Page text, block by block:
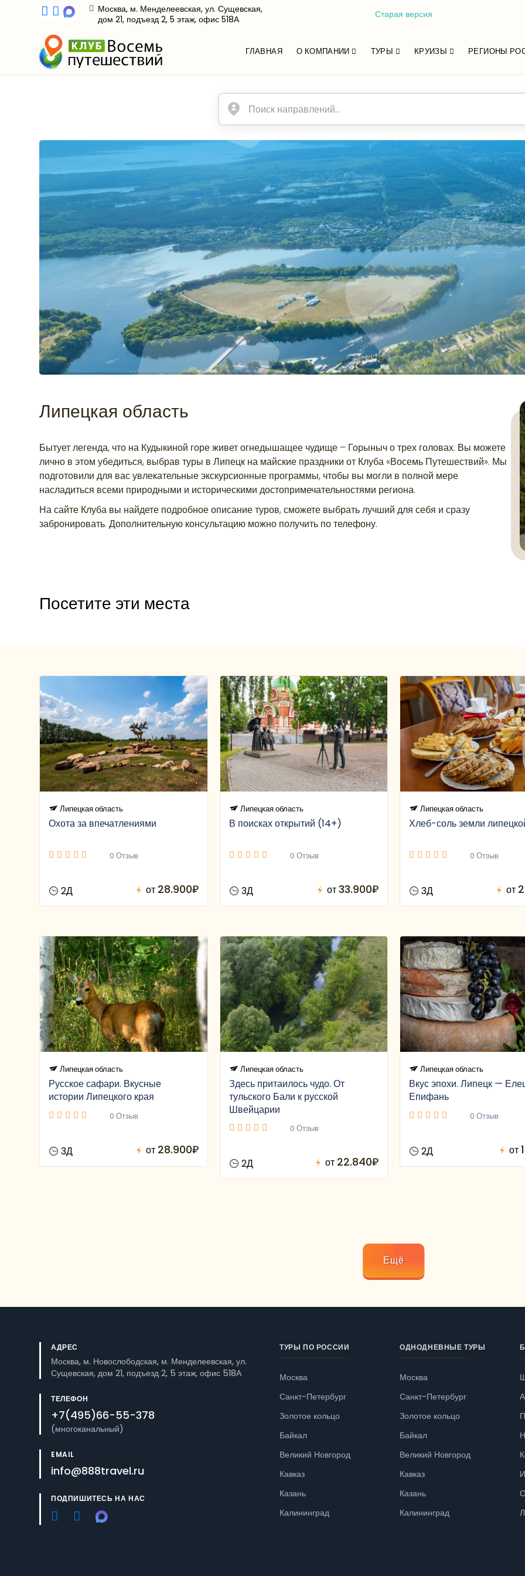
Москва, м. Менделеевская, ул. Сущевская,
дом 21, подъезд 2, 5 этаж, офис 518А
Старая версия
ГЛАВНАЯ О КОМПАНИИ ТУРЫ КРУИЗЫ РЕГИОНЫ
Липецкая область
Бытует легенда, что на Кудыкиной горе живет огнедышащее чудище – Горыныч о трех головах. Вы можете
лично в этом убедиться, выбрав туры в Липецк на майские праздники от Клуба «Восемь Путешествий». Мы
подготовили для вас увлекательные экскурсионные программы, чтобы вы могли в полной мере
насладиться всеми природными и историческими достопримечательностями региона.
На сайте Клуба вы найдете подробное описание туров, сможете выбрать лучший для себя и сразу
забронировать. Дополнительную консультацию можно получить по телефону.
Посетите эти места
Липецкая область
Охота за впечатлениями
0 Отзыв
2Д от 28.900₽
Липецкая область
В поисках открытий (14+)
0 Отзыв
3Д от33.900₽
Липецкая область
Хлеб-соль земли
0 Отзыв
3Д от
Липецкая область
Русское сафари. Вкусные
истории Липецкого края
0 Отзыв
3Д от 28.900₽
Липецкая область
Здесь притаилось чудо. От
тульского Бали к русской
Швейцарии
0 Отзыв
2Д от 22.840₽
Липецкая область
Вкус эпохи. Липецк —
Епифань
0 Отзыв
2Д от
Ещё
АДРЕС
Москва, м. Новослободская, м. Менделеевская, ул.
Сущевская, дом 21, подъезд 2, 5 этаж, офис 518А
ТЕЛЕФОН
+7(495)66-55-378
(многоканальный)
EMAIL
info@888travel.ru
ПОДПИШИТЕСЬ НА НАС
ТУРЫ ПО РОССИИ
Москва
Санкт-Петербург
Золотое кольцо
Байкал
Великий Новгород
Кавказ
Казань
Калининград
ОДНОДНЕВНЫЕ ТУРЫ
Москва
Санкт-Петербург
Золотое кольцо
Байкал
Великий Новгород
Кавказ
Казань
Калининград